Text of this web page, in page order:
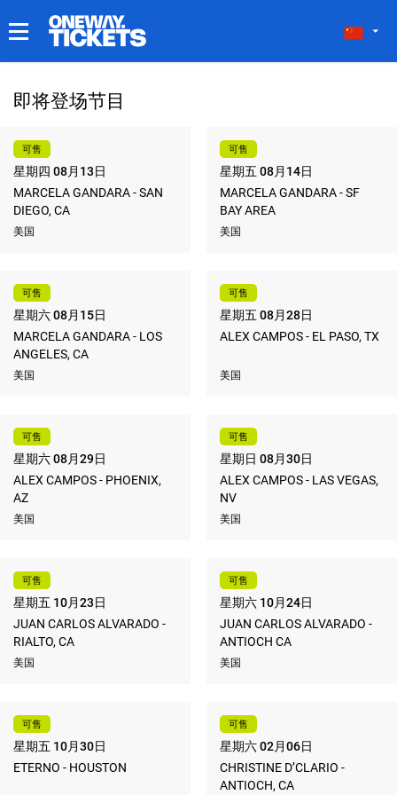
我的门票
即将登场节目
可售
MARCELA GANDARA - SAN
DIEGO, CA
星期四 08月13日
美国
可售
MARCELA GANDARA - SF
BAY AREA
星期五 08月14日
美国
可售
MARCELA GANDARA - LOS
ANGELES, CA
星期六 08月15日
美国
可售
ALEX CAMPOS - EL PASO, TX
星期五 08月28日
美国
可售
ALEX CAMPOS - PHOENIX,
AZ
星期六 08月29日
美国
可售
ALEX CAMPOS - LAS VEGAS,
NV
星期日 08月30日
美国
可售
JUAN CARLOS ALVARADO -
RIALTO, CA
星期五 10月23日
美国
可售
JUAN CARLOS ALVARADO -
ANTIOCH CA
星期六 10月24日
美国
可售
ETERNO - HOUSTON
星期五 10月30日
可售
CHRISTINE D’CLARIO -
ANTIOCH, CA
星期六 02月06日